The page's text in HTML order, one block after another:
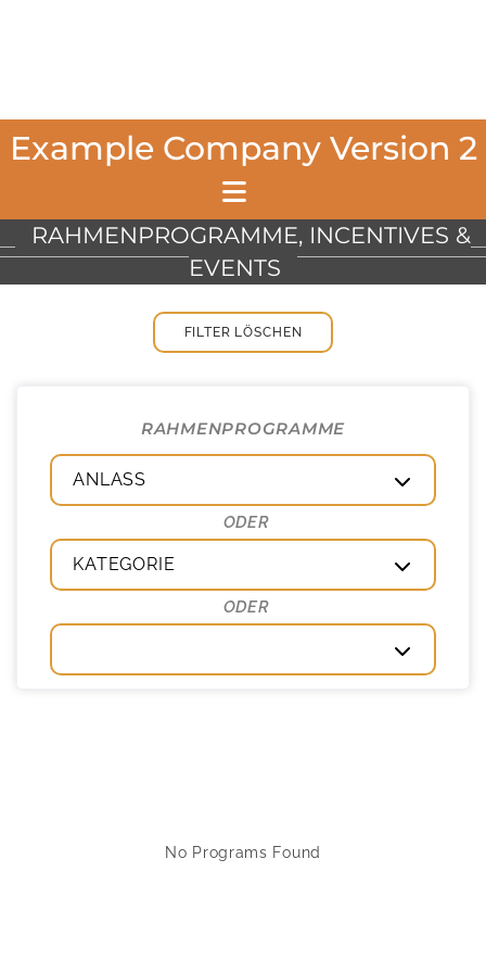
Example Company Version 2
RAHMENPROGRAMME, INCENTIVES &
EVENTS
FILTER LÖSCHEN
RAHMENPROGRAMME
ANLASS
KATEGORIE
No Programs Found